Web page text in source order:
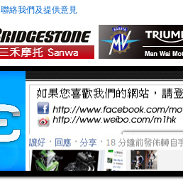
聯絡我們及提供意見